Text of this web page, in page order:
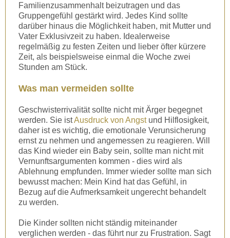
Familienzusammenhalt beizutragen und das
Gruppengefühl gestärkt wird. Jedes Kind sollte
darüber hinaus die Möglichkeit haben, mit Mutter und
Vater Exklusivzeit zu haben. Idealerweise
regelmäßig zu festen Zeiten und lieber öfter kürzere
Zeit, als beispielsweise einmal die Woche zwei
Stunden am Stück.
Was man vermeiden sollte
Geschwisterrivalität sollte nicht mit Ärger begegnet
werden. Sie istAusdruck von Angstund Hilflosigkeit,
daher ist es wichtig, die emotionale Verunsicherung
ernst zu nehmen und angemessen zu reagieren. Will
das Kind wieder ein Baby sein, sollte man nicht mit
Vernunftsargumenten kommen - dies wird als
Ablehnung empfunden. Immer wieder sollte man sich
bewusst machen: Mein Kind hat das Gefühl, in
Bezug auf die Aufmerksamkeit ungerecht behandelt
zu werden.
Die Kinder sollten nicht ständig miteinander
verglichen werden - das führt nur zu Frustration. Sagt